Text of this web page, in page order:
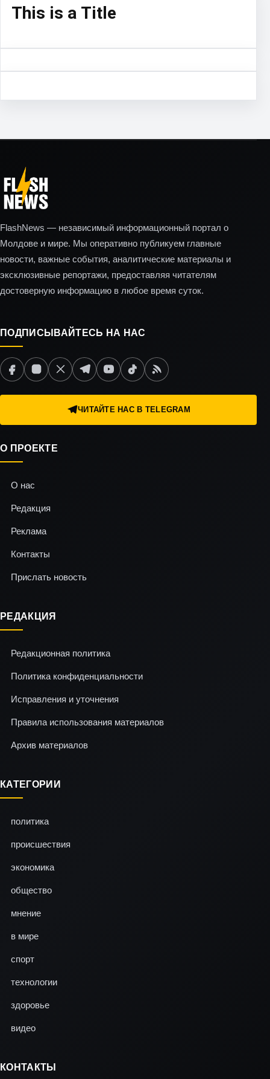
This is a Title
FlashNews — независимый информационный портал о
Молдове и мире. Мы оперативно публикуем главные
новости, важные события, аналитические материалы и
эксклюзивные репортажи, предоставляя читателям
достоверную информацию в любое время суток.
ПОДПИСЫВАЙТЕСЬ НА НАС
ЧИТАЙТЕ НАС В TELEGRAM
О ПРОЕКТЕ
О нас
Редакция
Реклама
Контакты
Прислать новость
РЕДАКЦИЯ
Редакционная политика
Политика конфиденциальности
Исправления и уточнения
Правила использования материалов
Архив материалов
КАТЕГОРИИ
политика
происшествия
экономика
общество
мнение
в мире
спорт
технологии
здоровье
видео
КОНТАКТЫ